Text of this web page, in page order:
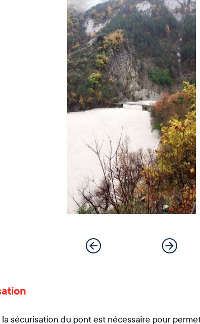
sécurisation du pont est nécessaire pour